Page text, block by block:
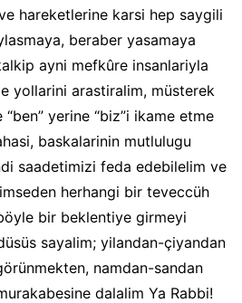
hareketlerine karsi hep saygili
beraber yasamaya
ayni mefkûre insanlariyla
yollarini arastiralim, müsterek
yerine “biz”i ikame etme
baskalarinin mutlulugu
saadetimizi feda edebilelim ve
herhangi bir teveccüh
bir beklentiye girmeyi
sayalim; yilandan-çiyandan
namdan-sandan
dalalim Ya Rabbi!